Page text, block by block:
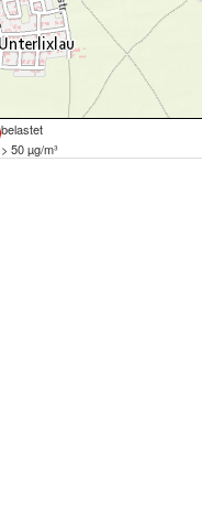
belastet
> 50 µg/m³